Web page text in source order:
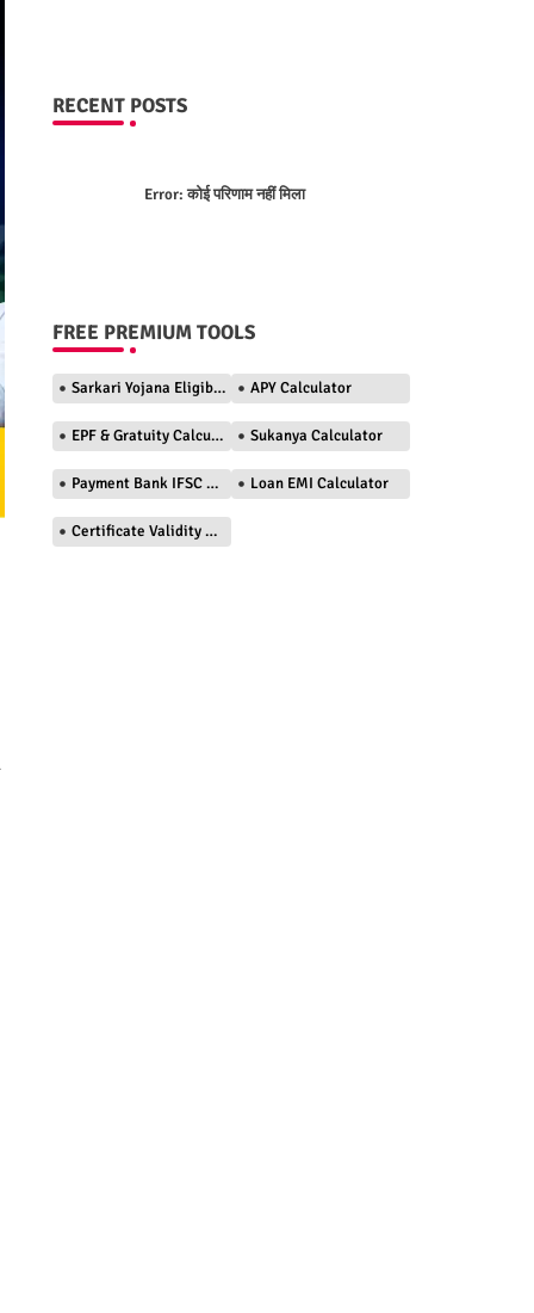
RECENT POSTS
Error:कोई परिणाम नहीं मिला
FREE PREMIUM TOOLS
Sarkari Yojana Eligibility Checker APY Calculator
EPF & Gratuity Calculator Sukanya Calculator
Payment Bank IFSC Finder Loan EMI Calculator
Certificate Validity Checker